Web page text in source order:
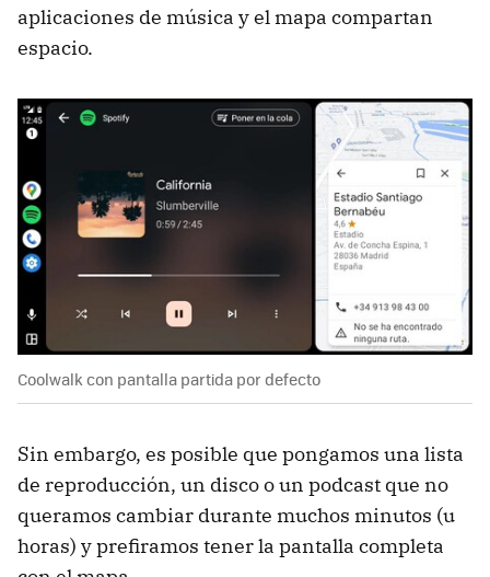
aplicaciones de música y el mapa compartan
espacio.
Coolwalk con pantalla partida por defecto
Sin embargo, es posible que pongamos una lista
de reproducción, un disco o un podcast que no
queramos cambiar durante muchos minutos (u
horas) y prefiramos tener la pantalla completa